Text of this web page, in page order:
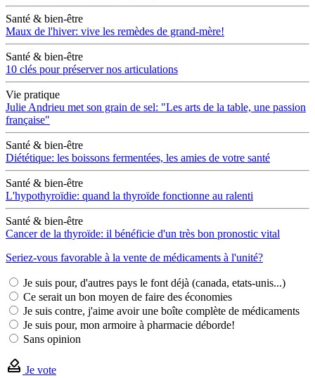
Santé & bien-être
Maux de l'hiver: vive les remèdes de grand-mère!
Santé & bien-être
10 clés pour préserver nos articulations
Vie pratique
Julie Andrieu met son grain de sel: "Les arts de la table, une passion
française"
Santé & bien-être
Diététique: les boissons fermentées, les amies de votre santé
Santé & bien-être
L'hypothyroïdie: quand la thyroïde fonctionne au ralenti
Santé & bien-être
Cancer de la thyroïde: il bénéficie d'un très bon pronostic vital
Seriez-vous favorable à la vente de médicaments à l'unité?
Je suis pour, d'autres pays le font déjà (canada, etats-unis...)
Ce serait un bon moyen de faire des économies
Je suis contre, j'aime avoir une boîte complète de médicaments
Je suis pour, mon armoire à pharmacie déborde!
Sans opinion
Je vote